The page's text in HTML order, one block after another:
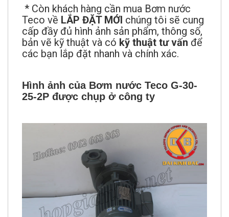
* Còn khách hàng cần mua Bơm nước
Teco về LẮP ĐẶT MỚI chúng tôi sẽ cung
cấp đầy đủ hình ảnh sản phẩm, thông số,
bản vẽ kỹ thuật và có kỹ thuật tư vấn để
các bạn lắp đặt nhanh và chính xác.
Hình ảnh của Bơm nước Teco G-30-
25-2P được chụp ở công ty